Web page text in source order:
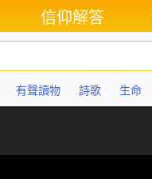
信仰解答
有聲讀物 詩歌 生命